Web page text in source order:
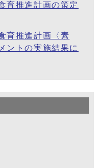
育推進計画の策定
育推進計画〈素
ントの実施結果に